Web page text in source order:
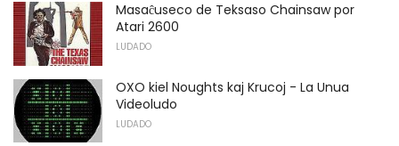
Masaĉuseco de Teksaso Chainsaw por
Atari 2600
LUDADO
OXO kiel Noughts kaj Krucoj - La Unua
Videoludo
LUDADO